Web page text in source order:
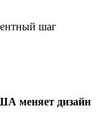
шаг
меняет дизайн